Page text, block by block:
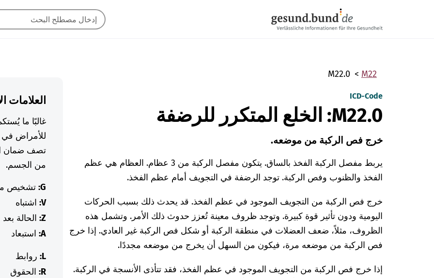
M22
M22.0
ICD-Code
M22.0: الخلع المتكرر للرضفة
خرج فص الركبة من موضعه.
يربط مفصل الركبة الفخذ بالساق. يتكون مفصل الركبة من 3 عظام. العظام هي عظم
الفخذ والظنوب وفص الركبة. توجد الرضفة في التجويف أمام عظم الفخذ.
خرج فص الركبة من التجويف الموجود في عظم الفخذ. قد يحدث ذلك بسبب الحركات
اليومية ودون تأثير قوة كبيرة. وتوجد ظروف معينة تُعزز حدوث ذلك الأمر. وتشمل هذه
الظروف، مثلاً، ضعف العضلات في منطقة الركبة أو شكل فص الركبة غير العادي. إذا خرج
فص الركبة من موضعه مرة، فيكون من السهل أن يخرج من موضعه مجددًا.
إذا خرج فص الركبة من التجويف الموجود في عظم الفخذ، فقد تتأذى الأنسجة في الركبة.
العلامات
غالبًا ما
للأمراض في
تصف ضمان
من الجسم.
G: تشخيص
V: اشتباه
Z: الحالة بعد
A: استبعاد
L: روابط
R: الحقوق